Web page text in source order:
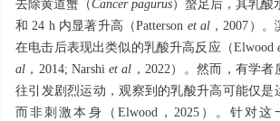
去除黄道蟹（Cancer pagurus）螯足后，其乳酸
和 24 h 内显著升高（Patterson et al，2007）。
在电击后表现出类似的乳酸升高反应（Elwood
al ，2014; Narshiet al ，2022）。然而，有学
往引发剧烈运动，观察到的乳酸升高可能仅是
而非刺激本身（Elwood，2025）。针对这